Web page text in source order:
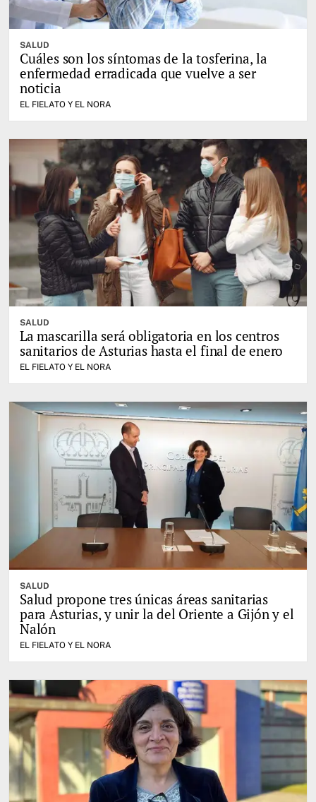
SALUD
Cuáles son los síntomas de la tosferina, la
enfermedad erradicada que vuelve a ser
noticia
EL FIELATO Y EL NORA
SALUD
La mascarilla será obligatoria en los centros
sanitarios de Asturias hasta el final de enero
EL FIELATO Y EL NORA
SALUD
Salud propone tres únicas áreas sanitarias
para Asturias, y unir la del Oriente a Gijón y el
Nalón
EL FIELATO Y EL NORA